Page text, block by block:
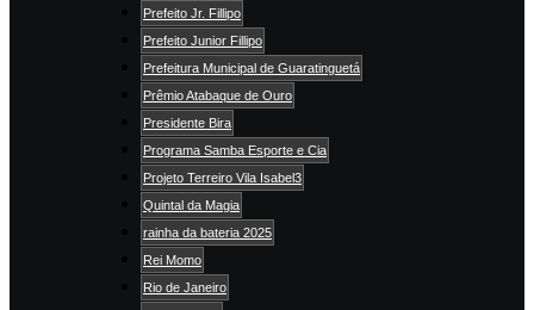
Prefeito Jr. Fillipo
Prefeito Junior Fillipo
Prefeitura Municipal de Guaratinguetá
Prêmio Atabaque de Ouro
Presidente Bira
Programa Samba Esporte e Cia
Projeto Terreiro Vila Isabel3
Quintal da Magia
rainha da bateria 2025
Rei Momo
Rio de Janeiro